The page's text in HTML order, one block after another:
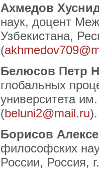
Ахмедов
наук, доцент
Узбекистана,
(
Белюсов Петр
глобальных
университета
(beluni2@mail.ru).
Борисов
философских
России, Россия,